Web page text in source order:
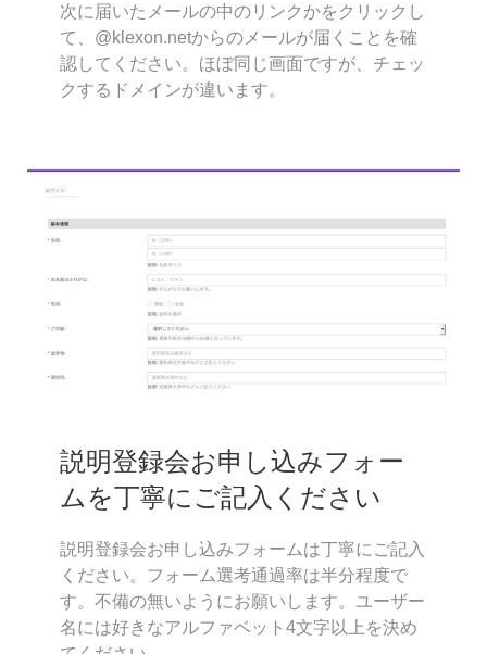
次に届いたメールの中のリンクかをクリックし
て、@klexon.netからのメールが届くことを確
認してください。ほぼ同じ画面ですが、チェッ
クするドメインが違います。
説明登録会お申し込みフォー
ムを丁寧にご記入ください
説明登録会お申し込みフォームは丁寧にご記入
ください。フォーム選考通過率は半分程度で
す。不備の無いようにお願いします。ユーザー
名には好きなアルファベット4文字以上を決め